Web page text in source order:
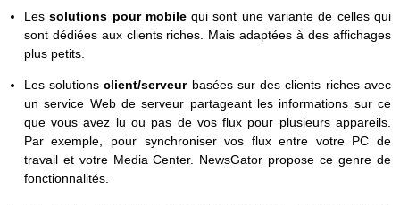
Lessolutions pour mobilequi sont une variante de celles qui
sont dédiées aux clients riches. Mais adaptées à des affichages
plus petits.
Les solutionsclient/serveurbasées sur des clients riches avec
un service Web de serveur partageant les informations sur ce
que vous avez lu ou pas de vos flux pour plusieurs appareils.
Par exemple, pour synchroniser vos flux entre votre PC de
travail et votre Media Center. NewsGator propose ce genre de
fonctionnalités.